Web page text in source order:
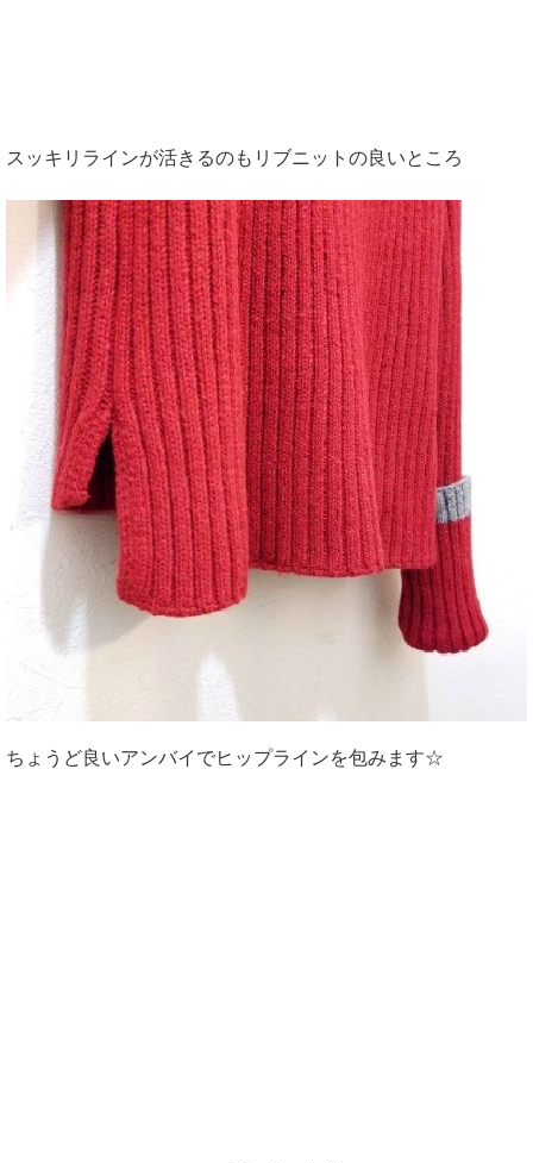
スッキリラインが活きるのもリブニットの良いところ
ちょうど良いアンバイでヒップラインを包みます☆